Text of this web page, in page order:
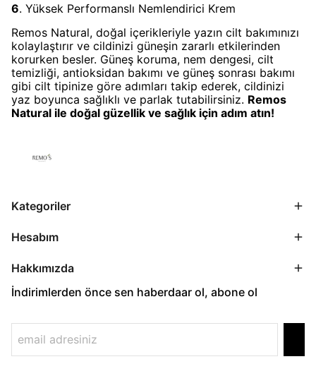
6. Yüksek Performanslı Nemlendirici Krem
Remos Natural, doğal içerikleriyle yazın cilt bakımınızı
kolaylaştırır ve cildinizi güneşin zararlı etkilerinden
korurken besler. Güneş koruma, nem dengesi, cilt
temizliği, antioksidan bakımı ve güneş sonrası bakımı
gibi cilt tipinize göre adımları takip ederek, cildinizi
yaz boyunca sağlıklı ve parlak tutabilirsiniz. Remos
Natural ile doğal güzellik ve sağlık için adım atın!
Kategoriler
Hesabım
Hakkımızda
İndirimlerden önce sen haberdaar ol, abone ol